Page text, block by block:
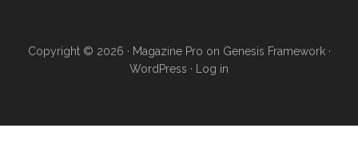
Copyright © 2026 · Magazine Pro on Genesis Framework·
WordPress · Log in